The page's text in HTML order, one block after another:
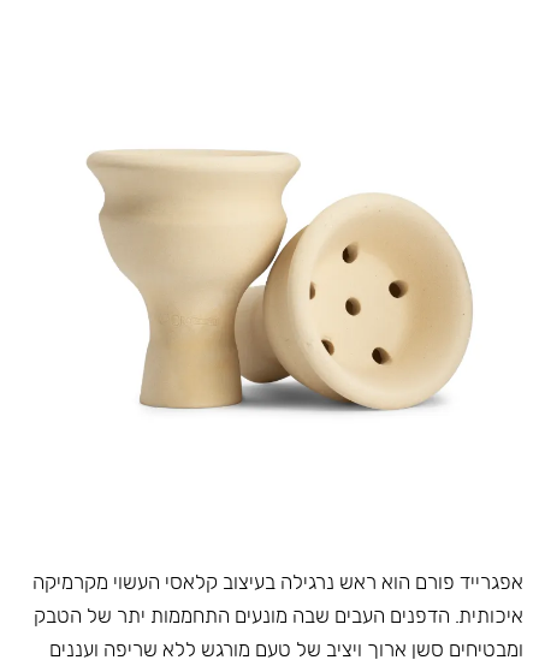
אפגרייד פורם הוא ראש נרגילה בעיצוב קלאסי העשוי מקרמיקה
איכותית. הדפנים העבים שבה מונעים התחממות יתר של הטבק
ומבטיחים סשן ארוך ויציב של טעם מורגש ללא שריפה ועננים